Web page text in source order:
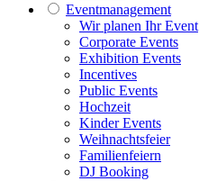
Eventmanagement
Wir planen Ihr Event
Corporate Events
Exhibition Events
Incentives
Public Events
Hochzeit
Kinder Events
Weihnachtsfeier
Familienfeiern
DJ Booking